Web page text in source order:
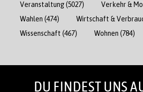
Veranstaltung(5027) Verkehr &
Wahlen (474) Wirtschaft &
Wissenschaft (467) Wohnen (784)
DU FINDEST UNS